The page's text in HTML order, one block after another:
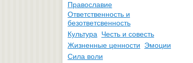
Православие
Ответственность и
безответсвенность
Культура
Честь и совесть
Жизненные ценности
Эмоции
Сила воли